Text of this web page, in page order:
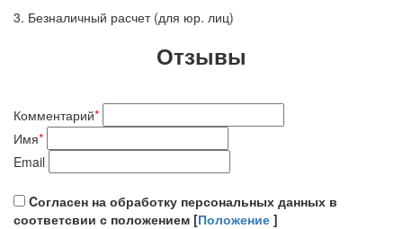
3. Безналичный расчет (для юр. лиц)
Отзывы
Комментарий*
Имя*
Email
Cогласен на обработку персональных данных в
соответсвии с положением [Положение ]